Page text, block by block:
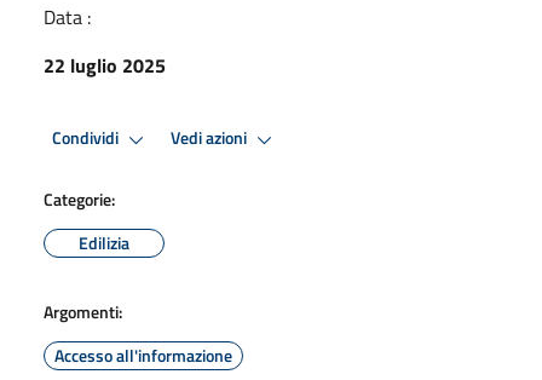
Data :
22 luglio 2025
Condividi Vedi azioni
Categorie:
Edilizia
Argomenti:
Accesso all'informazione